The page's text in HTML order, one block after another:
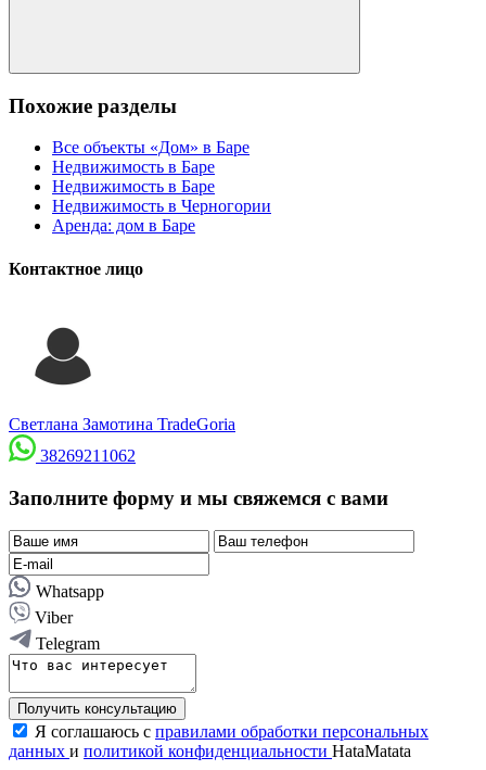
Похожие разделы
Все объекты «Дом» в Баре
Недвижимость в Баре
Недвижимость в Баре
Недвижимость в Черногории
Аренда: дом в Баре
Контактное лицо
Светлана Замотина TradeGoria
38269211062
Заполните форму и мы свяжемся с вами
Whatsapp
Viber
Telegram
Получить консультацию
Я соглашаюсь с правилами обработки персональных
данных и политикой конфиденциальности HataMatata